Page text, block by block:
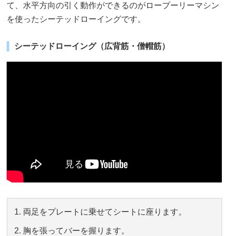
て、水平方向の引く動作ができるのがロープーリーマシン
を使ったシーテッドローイングです。
シーテッドローイング（広背筋・僧帽筋）
両足をプレートに乗せてシートに座ります。
胸を張ってバーを握ります。